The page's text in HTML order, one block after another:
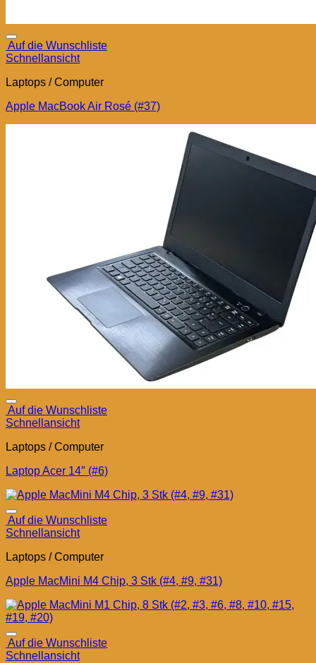
Auf die Wunschliste
Schnellansicht
Laptops / Computer
Apple MacBook Air Rosé (#37)
Auf die Wunschliste
Schnellansicht
Laptops / Computer
Laptop Acer 14″ (#6)
Auf die Wunschliste
Schnellansicht
Laptops / Computer
Apple MacMini M4 Chip, 3 Stk (#4, #9, #31)
Auf die Wunschliste
Schnellansicht